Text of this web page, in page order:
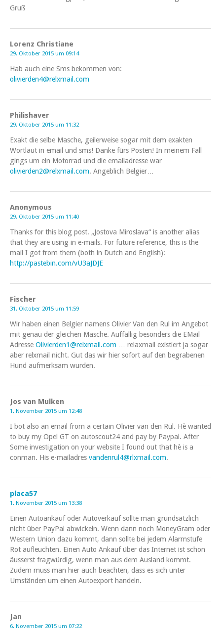
Gruß
Lorenz Christiane
29. Oktober 2015 um 09:14
Hab auch eine Sms bekommen von:
olivierden4@relxmail.com
Philishaver
29. Oktober 2015 um 11:32
Exakt die selbe Masche, geilerweise sogar mit dem exakten
Wortlaut in email und sms! Danke fürs Posten! In meinem Fall
gings um ein Motorrad und die emailadresse war
olivierden2@relxmail.com. Angeblich Belgier…
Anonymous
29. Oktober 2015 um 11:40
Thanks for this blog post. „Jostova Miroslava“ is another alias
that they are using in e-mails. For future reference, this is the
mail I got from them (both in Dutch and English):
http://pastebin.com/vU3aJDJE
Fischer
31. Oktober 2015 um 11:59
Wir haben einen Belgier namens Olivier Van den Rul im Angebot
mit genau der gleichen Masche. Auffällig besonders die EMail
Adresse Olivierden1@relxmail.com … relaxmail existiert ja sogar
aber relxmail nicht. Gut das wir hier sofort auf den begrabenen
Hund aufmerksam wurden.
Jos van Mulken
1. November 2015 um 12:48
I bot also an email from a certain Olivier van den Rul. Hè wanted
to buy my Opel GT on autoscout24 and pay by Paypal. After
Some investigation on your website I found out that hè is a
conman. His e-mailadres vandenrul4@rlxmail.com.
placa57
1. November 2015 um 13:38
Einen Autoankauf oder Autoverkauf sollte man grundsätzlich
nicht über PayPal abwickeln. Wenn dann noch MoneyGram oder
Western Union dazu kommt, dann sollte bei jedem Alarmstufe
Rot aufleuchten. Einen Auto Ankauf über das Internet ist schon
äusserst fragwürdig, wenn man aus dem Ausland kommt.
Zudem muss man hier auch beachten, dass es sich unter
Umständen um einen Autoexport handeln.
Jan
6. November 2015 um 07:22